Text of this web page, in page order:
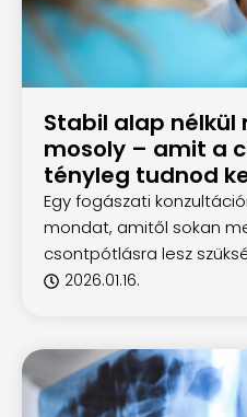
Stabil alap nélkül
mosoly – amit a
tényleg tudnod
Egy fogászati
mondat, amitől sokan
csontpótlásra lesz
2026.01.16.